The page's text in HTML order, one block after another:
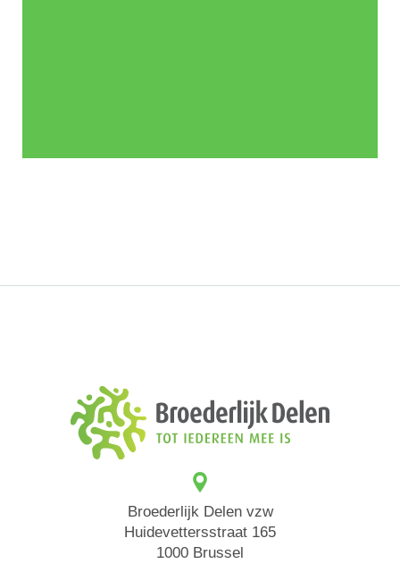
Broederlijk Delen vzw
Huidevettersstraat 165
1000 Brussel